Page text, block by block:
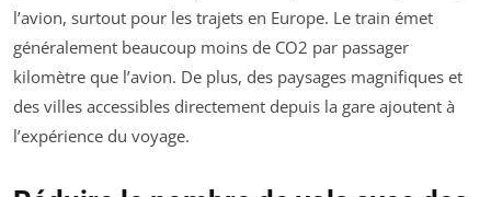
l’avion, surtout pour les trajets en Europe. Le train émet
généralement beaucoup moins de CO2 par passager
kilomètre que l’avion. De plus, des paysages magnifiques et
des villes accessibles directement depuis la gare ajoutent à
l’expérience du voyage.